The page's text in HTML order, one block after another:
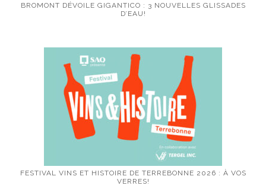
BROMONT DÉVOILE GIGANTICO : 3 NOUVELLES GLISSADES
D’EAU!
FESTIVAL VINS ET HISTOIRE DE TERREBONNE 2026 : À VOS
VERRES!